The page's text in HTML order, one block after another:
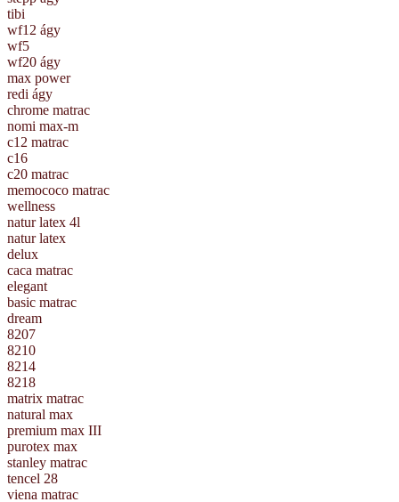
tibi
wf12 ágy
wf5
wf20 ágy
max power
redi ágy
chrome matrac
nomi max-m
c12 matrac
c16
c20 matrac
memococo matrac
wellness
natur latex 4l
natur latex
delux
caca matrac
elegant
basic matrac
dream
8207
8210
8214
8218
matrix matrac
natural max
premium max III
purotex max
stanley matrac
tencel 28
viena matrac